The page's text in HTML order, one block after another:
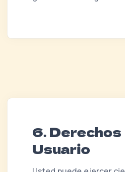
6. Derechos
Usuario